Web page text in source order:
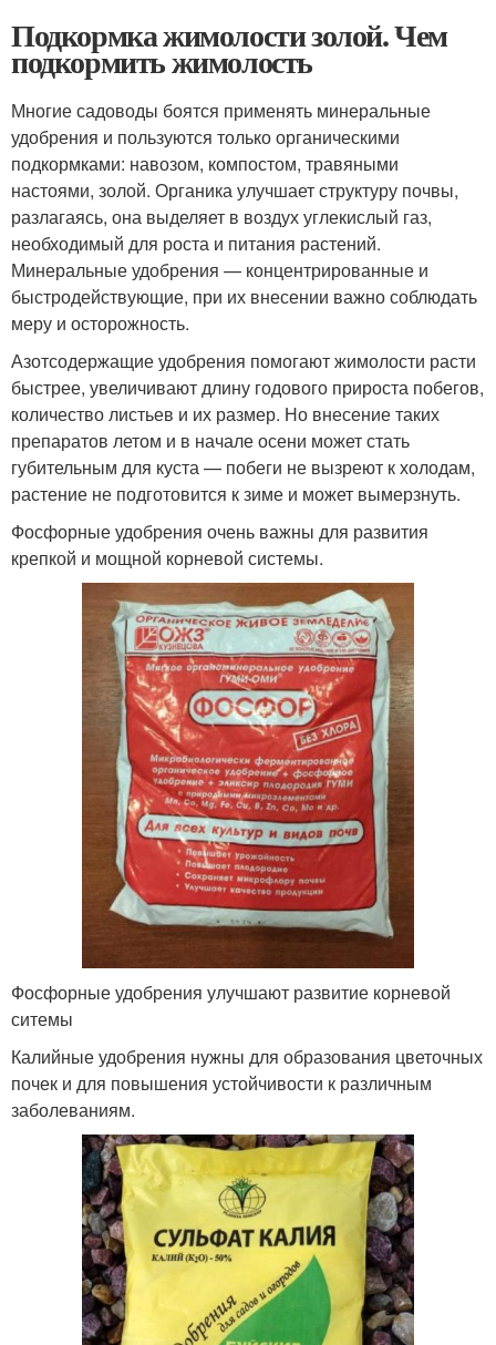
Подкормка жимолости золой. Чем
подкормить жимолость
Многие садоводы боятся применять минеральные
удобрения и пользуются только органическими
подкормками: навозом, компостом, травяными
настоями, золой. Органика улучшает структуру почвы,
разлагаясь, она выделяет в воздух углекислый газ,
необходимый для роста и питания растений.
Минеральные удобрения — концентрированные и
быстродействующие, при их внесении важно соблюдать
меру и осторожность.
Азотсодержащие удобрения помогают жимолости расти
быстрее, увеличивают длину годового прироста побегов,
количество листьев и их размер. Но внесение таких
препаратов летом и в начале осени может стать
губительным для куста — побеги не вызреют к холодам,
растение не подготовится к зиме и может вымерзнуть.
Фосфорные удобрения очень важны для развития
крепкой и мощной корневой системы.
Фосфорные удобрения улучшают развитие корневой
ситемы
Калийные удобрения нужны для образования цветочных
почек и для повышения устойчивости к различным
заболеваниям.